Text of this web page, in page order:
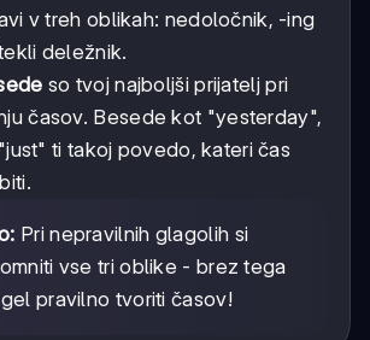
v treh oblikah: nedoločnik, -ing
deležnik.
so tvoj najboljši prijatelj pri
časov. Besede kot "yesterday",
ti takoj povedo, kateri čas
Pri nepravilnih glagolih si
vse tri oblike - brez tega
pravilno tvoriti časov!